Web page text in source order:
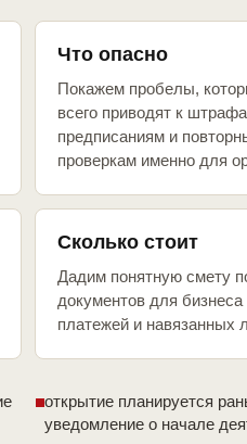
Что опасно
Покажем пробелы,
всего приводят к
предписаниям и
проверкам именно для
Сколько стоит
Дадим понятную смету
документов для
платежей и навязанных
открытие планируется
уведомление о начале